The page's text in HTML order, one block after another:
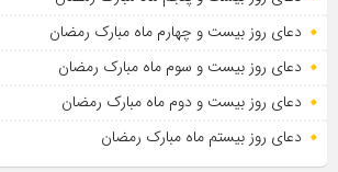
دعای روز بیست و چهارم ماه مبارک رمضان
دعای روز بیست و سوم ماه مبارک رمضان
دعای روز بیست و دوم ماه مبارک رمضان
دعای روز بیستم ماه مبارک رمضان